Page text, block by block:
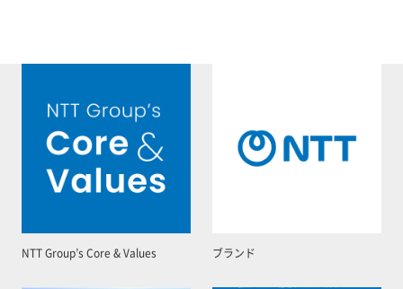
NTT Group’s Core & Values ブランド